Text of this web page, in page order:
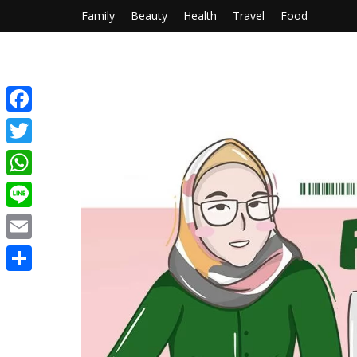
Family Beauty Health Travel Food
Facebook
Twitter
WhatsApp
Line
Email